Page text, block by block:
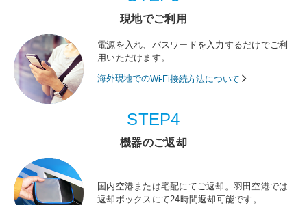
現地でご利用
電源を入れ、パスワードを入力するだけでご利
用いただけます。
海外現地でのWi-Fi接続方法について
STEP4
機器のご返却
国内空港または宅配にてご返却。羽田空港では
返却ボックスにて24時間返却可能です。